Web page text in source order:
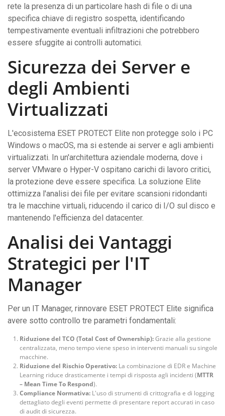
rete la presenza di un particolare hash di file o di una
specifica chiave di registro sospetta, identificando
tempestivamente eventuali infiltrazioni che potrebbero
essere sfuggite ai controlli automatici.
Sicurezza dei Server e
degli Ambienti
Virtualizzati
L'ecosistema ESET PROTECT Elite non protegge solo i PC
Windows o macOS, ma si estende ai server e agli ambienti
virtualizzati. In un'architettura aziendale moderna, dove i
server VMware o Hyper-V ospitano carichi di lavoro critici,
la protezione deve essere specifica. La soluzione Elite
ottimizza l'analisi dei file per evitare scansioni ridondanti
tra le macchine virtuali, riducendo il carico di I/O sul disco e
mantenendo l'efficienza del datacenter.
Analisi dei Vantaggi
Strategici per l'IT
Manager
Per un IT Manager, rinnovare ESET PROTECT Elite significa
avere sotto controllo tre parametri fondamentali:
Riduzione del TCO (Total Cost of Ownership):Grazie alla gestione
centralizzata, meno tempo viene speso in interventi manuali su singole
macchine.
Riduzione del Rischio Operativo: La combinazione di EDR e Machine
Learning riduce drasticamente i tempi di risposta agli incidenti (MTTR
– Mean Time To Respond).
Compliance Normativa: L'uso di strumenti di crittografia e di logging
dettagliato degli eventi permette di presentare report accurati in caso
di audit di sicurezza.